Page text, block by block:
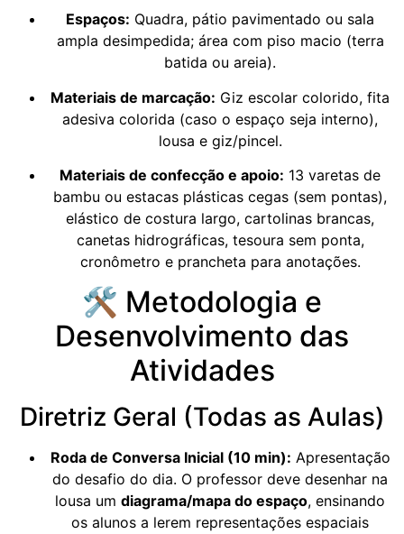
Espaços: Quadra, pátio pavimentado ou sala
ampla desimpedida; área com piso macio (terra
batida ou areia).
Materiais de marcação: Giz escolar colorido, fita
adesiva colorida (caso o espaço seja interno),
lousa e giz/pincel.
Materiais de confecção e apoio: 13 varetas de
bambu ou estacas plásticas cegas (sem pontas),
elástico de costura largo, cartolinas brancas,
canetas hidrográficas, tesoura sem ponta,
cronômetro e prancheta para anotações.
🛠️ Metodologia e
Desenvolvimento das
Atividades
Diretriz Geral (Todas as Aulas)
Roda de Conversa Inicial (10 min): Apresentação
do desafio do dia. O professor deve desenhar na
lousa um diagrama/mapa do espaço, ensinando
os alunos a lerem representações espaciais